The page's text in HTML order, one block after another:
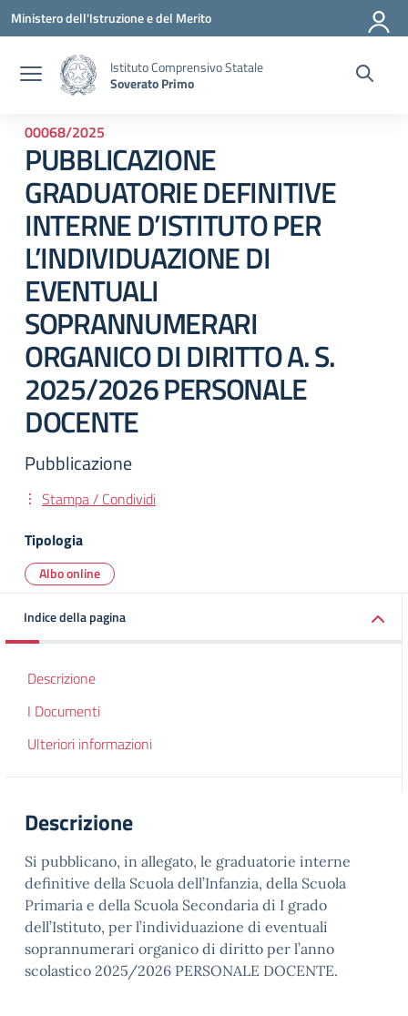
Vai ai contenuti
Vai al menu di navigazione
Vai al footer
Ministero dell'Istruzione e del Merito
Istituto Comprensivo Statale
Soverato Primo
00068/2025
PUBBLICAZIONE
GRADUATORIE DEFINITIVE
INTERNE D’ISTITUTO PER
L’INDIVIDUAZIONE DI
EVENTUALI
SOPRANNUMERARI
ORGANICO DI DIRITTO A. S.
2025/2026 PERSONALE
DOCENTE
Pubblicazione
Stampa / Condividi
Tipologia
Albo online
Indice della pagina
Descrizione
I Documenti
Ulteriori informazioni
Descrizione
Si pubblicano, in allegato, le graduatorie interne
definitive della Scuola dell’Infanzia, della Scuola
Primaria e della Scuola Secondaria di I grado
dell’Istituto, per l’individuazione di eventuali
soprannumerari organico di diritto per l’anno
scolastico 2025/2026 PERSONALE DOCENTE.